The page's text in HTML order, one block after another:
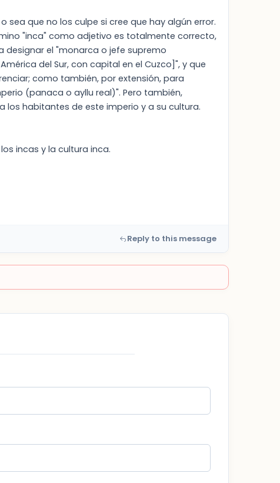
que no los culpe si cree que hay algún error.
"inca" como adjetivo es totalmente correcto,
designar el "monarca o jefe supremo
del Sur, con capital en el Cuzco]", y que
como también, por extensión, para
(panaca o ayllu real)". Pero también,
los habitantes de este imperio y a su cultura.
incas y la cultura inca.
Reply to this message